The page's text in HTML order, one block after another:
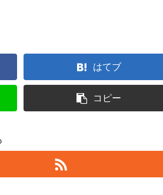
はてブ
コピー